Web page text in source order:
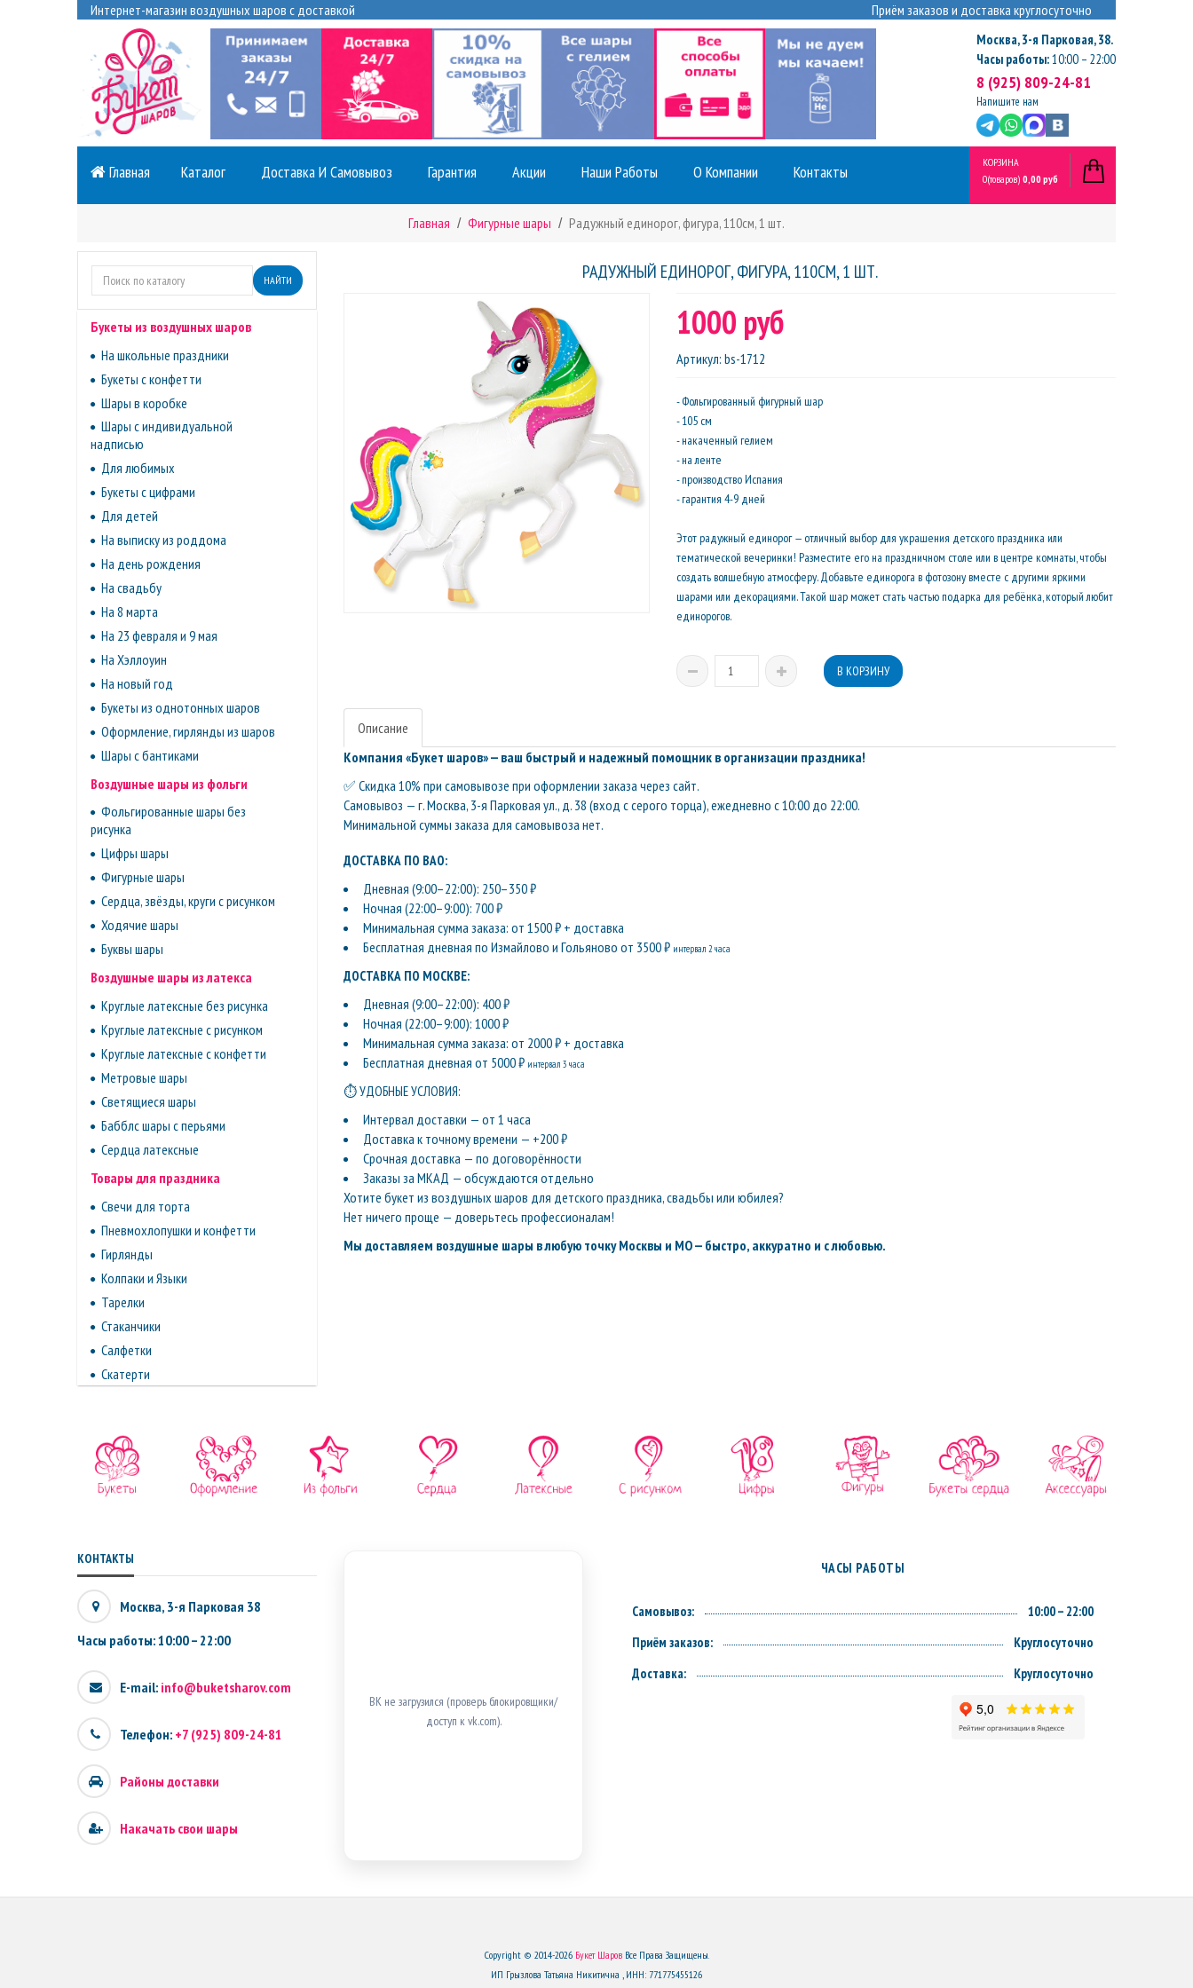
Интернет-магазин воздушных шаров с доставкой Приём заказов и доставка круглосуточно
Москва,3-я Парковая, 38.
Часы работы:10:00 – 22:00
8 (925) 809-24-81
Напишите нам
Главная Каталог Доставка И Самовывоз Гарантия Акции Наши Работы О Компании Контакты
КОРЗИНА
0(товаров) 0,00 руб
Главная Фигурные шары Радужный единорог, фигура, 110см, 1 шт.
НАЙТИ
Букеты из воздушных шаров
На школьные праздники
Букеты с конфетти
Шары в коробке
Шары с индивидуальной
надписью
Для любимых
Букеты с цифрами
Для детей
На выписку из роддома
На день рождения
На свадьбу
На 8 марта
На 23 февраля и 9 мая
На Хэллоуин
На новый год
Букеты из однотонных шаров
Оформление, гирлянды из шаров
Шары с бантиками
Воздушные шары из фольги
Фольгированные шары без
рисунка
Цифры шары
Фигурные шары
Сердца, звёзды, круги с рисунком
Ходячие шары
Буквы шары
Воздушные шары из латекса
Круглые латексные без рисунка
Круглые латексные с рисунком
Круглые латексные с конфетти
Метровые шары
Светящиеся шары
Бабблс шары с перьями
Сердца латексные
Товары для праздника
Свечи для торта
Пневмохлопушки и конфетти
Гирлянды
Колпаки и Языки
Тарелки
Стаканчики
Салфетки
Скатерти
РАДУЖНЫЙ ЕДИНОРОГ, ФИГУРА, 110СМ, 1 ШТ.
1000 руб
Артикул: bs-1712
- Фольгированный фигурный шар
- 105 см
- накаченный гелием
- на ленте
- производство Испания
- гарантия 4-9 дней
Этот радужный единорог — отличный выбор для украшения детского праздника или
тематической вечеринки! Разместите его на праздничном столе или в центре комнаты, чтобы
создать волшебную атмосферу. Добавьте единорога в фотозону вместе с другими яркими
шарами или декорациями. Такой шар может стать частью подарка для ребёнка, который любит
единорогов.
Описание
Компания «Букет шаров» — ваш быстрый и надежный помощник в организации праздника!
✅ Скидка 10% при самовывозе при оформлении заказа через сайт.
Самовывоз — г. Москва, 3-я Парковая ул., д. 38 (вход с серого торца), ежедневно с 10:00 до 22:00.
Минимальной суммы заказа для самовывоза нет.
ДОСТАВКА ПО ВАО:
Дневная (9:00–22:00): 250–350 ₽
Ночная (22:00–9:00): 700 ₽
Минимальная сумма заказа: от 1500 ₽ + доставка
Бесплатная дневная по Измайлово и Гольяново от 3500 ₽ интервал 2 часа
ДОСТАВКА ПО МОСКВЕ:
Дневная (9:00–22:00): 400 ₽
Ночная (22:00–9:00): 1000 ₽
Минимальная сумма заказа: от 2000 ₽ + доставка
Бесплатная дневная от 5000 ₽ интервал 3 часа
⏱ УДОБНЫЕ УСЛОВИЯ:
Интервал доставки — от 1 часа
Доставка к точному времени — +200 ₽
Срочная доставка — по договорённости
Заказы за МКАД — обсуждаются отдельно
Хотите букет из воздушных шаров для детского праздника, свадьбы или юбилея?
Нет ничего проще — доверьтесь профессионалам!
Мы доставляем воздушные шары в любую точку Москвы и МО — быстро, аккуратно и с любовью.
КОНТАКТЫ
Москва, 3-я Парковая 38
Часы работы: 10:00 – 22:00
E-mail: info@buketsharov.com
Телефон: +7 (925) 809-24-81
Районы доставки
Накачать свои шары
ВК не загрузился (проверь блокировщики/
доступ к vk.com).
ЧАСЫ РАБОТЫ
Самовывоз:
10:00 – 22:00
Приём заказов:
Круглосуточно
Доставка:
Круглосуточно
Copyright © 2014-2026 Букет ШаровВсе Права Защищены.
ИП Грызлова Татьяна Никитична , ИНН: 771775455126